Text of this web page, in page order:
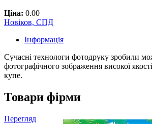
Ціна: 0.00
Новіков, СПД
Інформація
Сучасні технологи фотодруку зробили
фотографічного зображення високої
купе.
Товари фірми
Перегляд